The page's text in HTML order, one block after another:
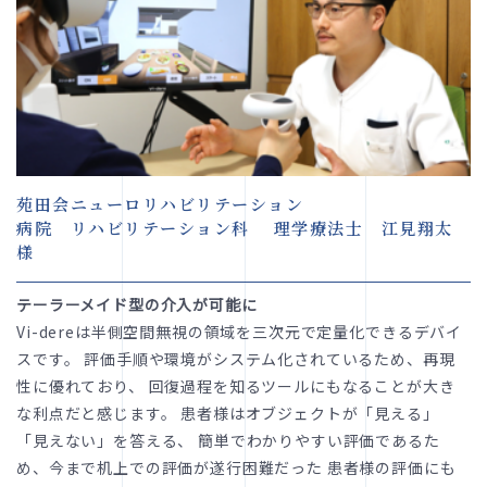
苑田会ニューロリハビリテーション
病院 リハビリテーション科 理学療法士 江見翔太
様
テーラーメイド型の介入が可能に
Vi-dereは半側空間無視の領域を三次元で定量化できるデバイ
スです。 評価手順や環境がシステム化されているため、再現
性に優れており、 回復過程を知るツールにもなることが大き
な利点だと感じます。 患者様はオブジェクトが「見える」
「見えない」を答える、 簡単でわかりやすい評価であるた
め、今まで机上での評価が遂行困難だった 患者様の評価にも